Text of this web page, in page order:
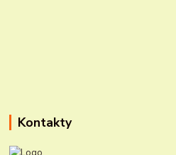
Kontakty